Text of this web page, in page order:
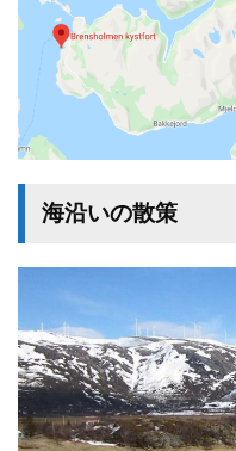
海沿いの散策